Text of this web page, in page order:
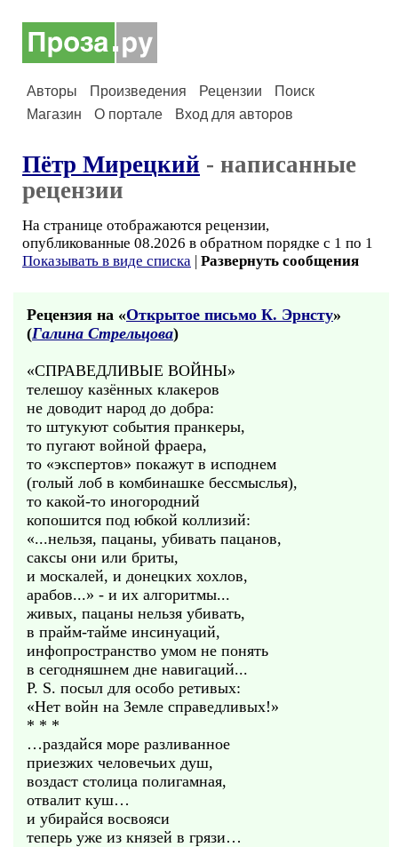
Авторы Произведения Рецензии
Поиск
Магазин
О портале Вход для авторов
Пётр Мирецкий - написанные
рецензии
На странице отображаются рецензии,
опубликованные 08.2026 в обратном порядке с 1 по 1
Показывать в виде списка | Развернуть сообщения
Рецензия на «Открытое письмо К. Эрнсту»
(Галина Стрельцова)
«СПРАВЕДЛИВЫЕ ВОЙНЫ»
телешоу казённых клакеров
не доводит народ до добра:
то штукуют события пранкеры,
то пугают войной фраера,
то «экспертов» покажут в исподнем
(голый лоб в комбинашке бессмыслья),
то какой-то иногородний
копошится под юбкой коллизий:
«...нельзя, пацаны, убивать пацанов,
саксы они или бриты,
и москалей, и донецких хохлов,
арабов...» - и их алгоритмы...
живых, пацаны нельзя убивать,
в прайм-тайме инсинуаций,
инфопространство умом не понять
в сегодняшнем дне навигаций...
P. S. посыл для особо ретивых:
«Нет войн на Земле справедливых!»
* * *
…раздайся море разливанное
приезжих человечьих душ,
воздаст столица полигамная,
отвалит куш…
и убирайся восвояси
теперь уже из князей в грязи…